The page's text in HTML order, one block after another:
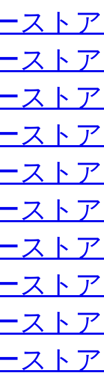
スト
スト
スト
スト
スト
スト
スト
スト
スト
スト